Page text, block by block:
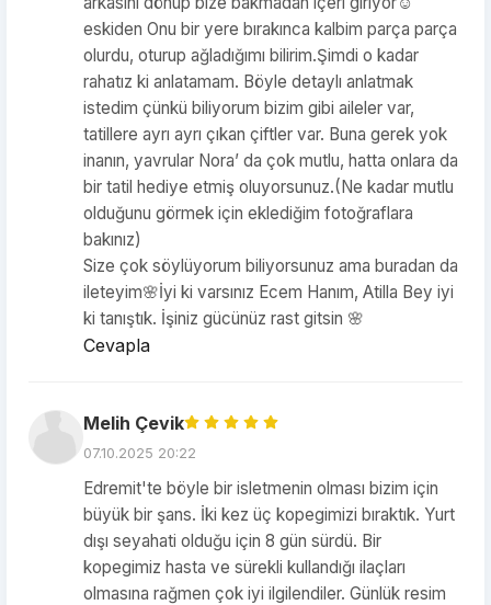
eskiden Onu bir yere bırakınca kalbim parça parça
olurdu, oturup ağladığımı bilirim.Şimdi o kadar
rahatız ki anlatamam. Böyle detaylı anlatmak
istedim çünkü biliyorum bizim gibi aileler var,
tatillere ayrı ayrı çıkan çiftler var. Buna gerek yok
inanın, yavrular Nora’ da çok mutlu, hatta onlara da
bir tatil hediye etmiş oluyorsunuz.(Ne kadar mutlu
olduğunu görmek için eklediğim fotoğraflara
bakınız)
Size çok söylüyorum biliyorsunuz ama buradan da
ileteyim🌸İyi ki varsınız Ecem Hanım, Atilla Bey iyi
ki tanıştık. İşiniz gücünüz rast gitsin 🌸
Cevapla
Melih Çevik
07.10.2025 20:22
Edremit'te böyle bir isletmenin olması bizim için
büyük bir şans. İki kez üç kopegimizi bıraktık. Yurt
dışı seyahati olduğu için 8 gün sürdü. Bir
kopegimiz hasta ve sürekli kullandığı ilaçları
olmasına rağmen çok iyi ilgilendiler. Günlük resim